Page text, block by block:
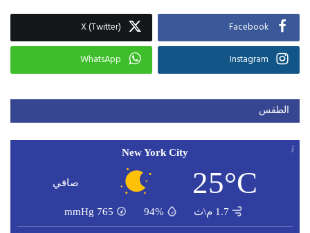
Facebook
X (Twitter)
Instagram
WhatsApp
الطقس
New York City
25°C صافي
1.7 م\ث 94%
765
mmHg